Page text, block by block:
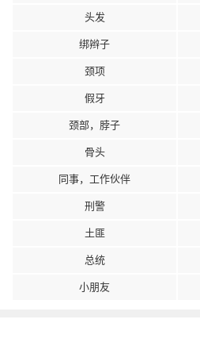
头发
绑辫子
颈项
假牙
颈部，脖子
骨头
同事，工作伙伴
刑警
土匪
总统
小朋友